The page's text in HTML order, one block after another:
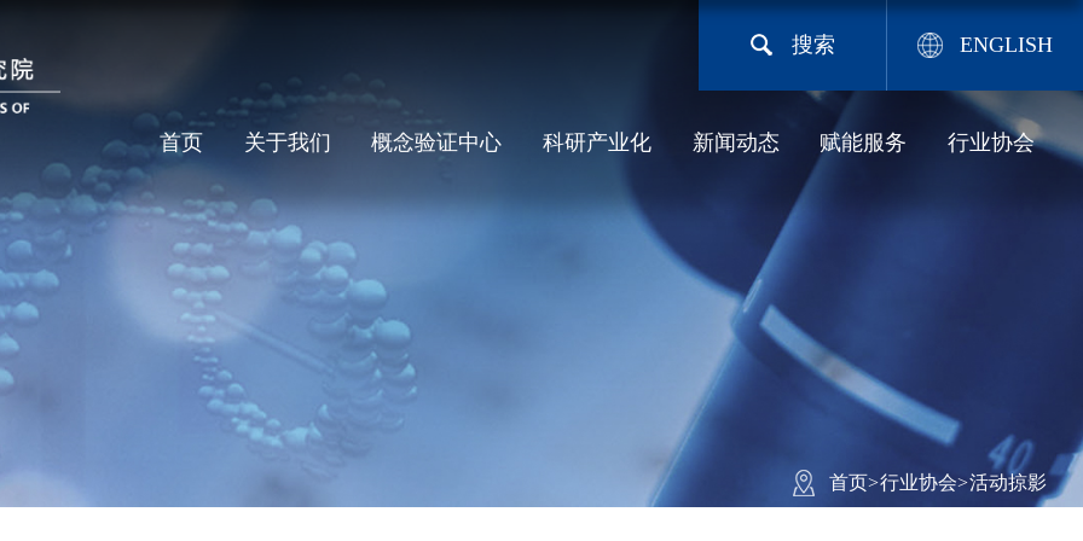
搜索 ENGLISH
首页 关于我们 概念验证中心 科研产业化 新闻动态 赋能服务 行业协会
首页>行业协会>活动掠影